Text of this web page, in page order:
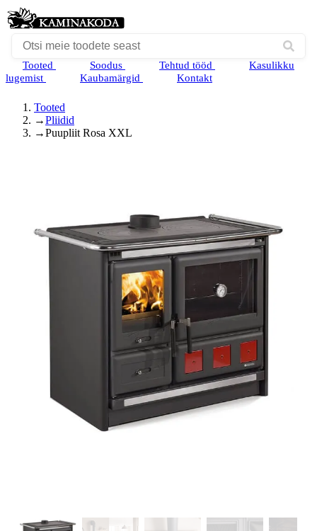
Tooted Soodus Tehtud tööd
Kasulikku
lugemist
Kaubamärgid Kontakt
Tooted
→Pliidid
→Puupliit Rosa XXL